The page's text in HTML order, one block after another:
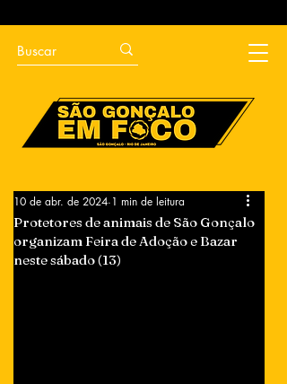
Protetores de animais de São Gonçalo
organizam Feira de Adoção e Bazar
neste sábado (13)
10 de abr. de 2024 1 min de leitura